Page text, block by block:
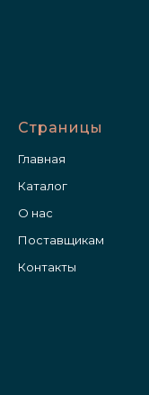
Страницы
Главная
Каталог
О нас
Поставщикам
Контакты